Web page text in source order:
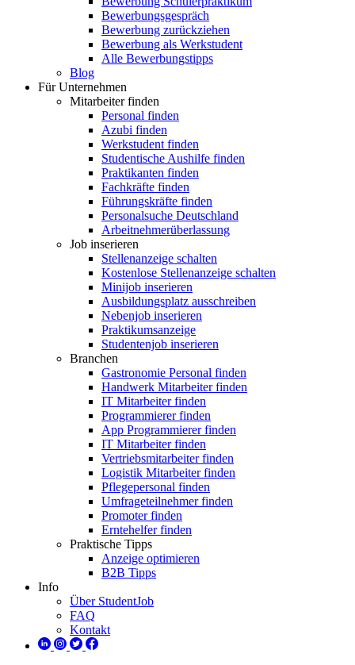
Bewerbungsgespräch
Bewerbung zurückziehen
Bewerbung als Werkstudent
Alle Bewerbungstipps
Blog
Für Unternehmen
Mitarbeiter finden
Personal finden
Azubi finden
Werkstudent finden
Studentische Aushilfe finden
Praktikanten finden
Fachkräfte finden
Führungskräfte finden
Personalsuche Deutschland
Arbeitnehmerüberlassung
Job inserieren
Stellenanzeige schalten
Kostenlose Stellenanzeige schalten
Minijob inserieren
Ausbildungsplatz ausschreiben
Nebenjob inserieren
Praktikumsanzeige
Studentenjob inserieren
Branchen
Gastronomie Personal finden
Handwerk Mitarbeiter finden
IT Mitarbeiter finden
Programmierer finden
App Programmierer finden
IT Mitarbeiter finden
Vertriebsmitarbeiter finden
Logistik Mitarbeiter finden
Pflegepersonal finden
Umfrageteilnehmer finden
Promoter finden
Erntehelfer finden
Praktische Tipps
Anzeige optimieren
B2B Tipps
Info
Über StudentJob
FAQ
Kontakt